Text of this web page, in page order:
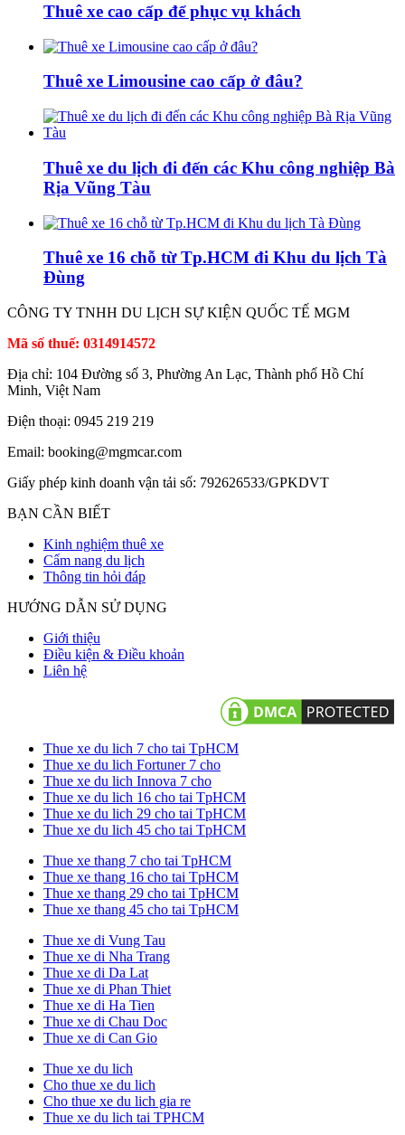
Thuê xe cao cấp để phục vụ khách
Thuê xe Limousine cao cấp ở đâu?
Thuê xe du lịch đi đến các Khu công nghiệp Bà
Rịa Vũng Tàu
Thuê xe 16 chỗ từ Tp.HCM đi Khu du lịch Tà
Đùng
CÔNG TY TNHH DU LỊCH SỰ KIỆN QUỐC TẾ MGM
Mã số thuế: 0314914572
Địa chỉ: 104 Đường số 3, Phường An Lạc, Thành phố Hồ Chí
Minh, Việt Nam
Điện thoại: 0945 219 219
Email: booking@mgmcar.com
Giấy phép kinh doanh vận tải số: 792626533/GPKDVT
BẠN CẦN BIẾT
Kinh nghiệm thuê xe
Cẩm nang du lịch
Thông tin hỏi đáp
HƯỚNG DẪN SỬ DỤNG
Giới thiệu
Điều kiện & Điều khoản
Liên hệ
Thue xe du lich 7 cho tai TpHCM
Thue xe du lich Fortuner 7 cho
Thue xe du lich Innova 7 cho
Thue xe du lich 16 cho tai TpHCM
Thue xe du lich 29 cho tai TpHCM
Thue xe du lich 45 cho tai TpHCM
Thue xe thang 7 cho tai TpHCM
Thue xe thang 16 cho tai TpHCM
Thue xe thang 29 cho tai TpHCM
Thue xe thang 45 cho tai TpHCM
Thue xe di Vung Tau
Thue xe di Nha Trang
Thue xe di Da Lat
Thue xe di Phan Thiet
Thue xe di Ha Tien
Thue xe di Chau Doc
Thue xe di Can Gio
Thue xe du lich
Cho thue xe du lich
Cho thue xe du lich gia re
Thue xe du lich tai TPHCM